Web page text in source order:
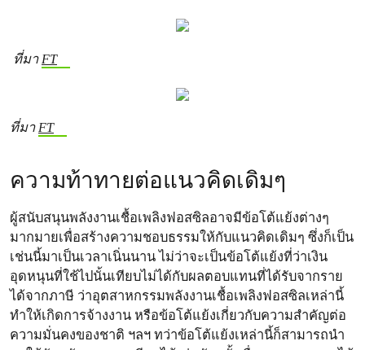
ที่มาFT
ที่มาFT
ความท้าทายต่อแนวคิดเดิมๆ
ผู้สนับสนุนพลังงานเชื้อเพลิงฟอสซิลอาจมีข้อโต้แย้งต่างๆ
มากมายเพื่อสร้างความชอบธรรมให้กับแนวคิดเดิมๆ ซึ่งก็เป็น
เช่นนี้มาเป็นเวลาเนิ่นนาน ไม่ว่าจะเป็นข้อโต้แย้งที่ว่าเงิน
อุดหนุนที่ใช้ไปนั้นเทียบไม่ได้กับผลตอบแทนที่ได้รับจากราย
ได้จากภาษี ว่าอุตสาหกรรมพลังงานเชื้อเพลิงฟอสซิลเหล่านี้
ทำให้เกิดการจ้างงาน หรือข้อโต้แย้งเกี่ยวกับความสำคัญต่อ
ความมั่นคงของชาติ ฯลฯ ทว่าข้อโต้แย้งเหล่านี้ก็สามารถนำ